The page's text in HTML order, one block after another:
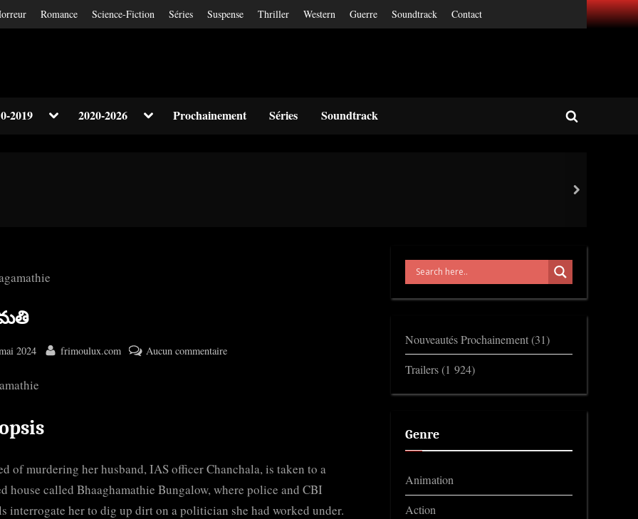
Romance Science-Fiction Séries Suspense Thriller Western Guerre Soundtrack Contact
2019 Toggle2020-2026 ToggleProchainement Séries Soundtrack
Toggle
next
2024 By
frimoulux.com Aucun commentairesur
of murdering her husband, IAS officer Chanchala, is taken to a
house called Bhaaghamathie Bungalow, where police and CBI
interrogate her to dig up dirt on a politician she had worked under.
Nouveautés Prochainement(31)
Trailers(1 924)
Genre
Animation
Action